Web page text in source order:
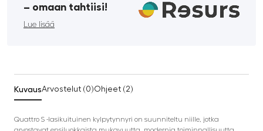
­– omaan tahtiisi!
Lue lisää
KuvausArvostelut (0)Ohjeet (2)
Quattro S -lasikuituinen kylpytynnyri on suunniteltu niille, jotka